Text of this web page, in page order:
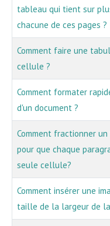
tableau qui tient sur
chacune de ces pages ?
Comment faire une
cellule ?
Comment formater
d'un document ?
Comment fractionner
pour que chaque
seule cellule?
Comment insérer une
taille de la largeur de